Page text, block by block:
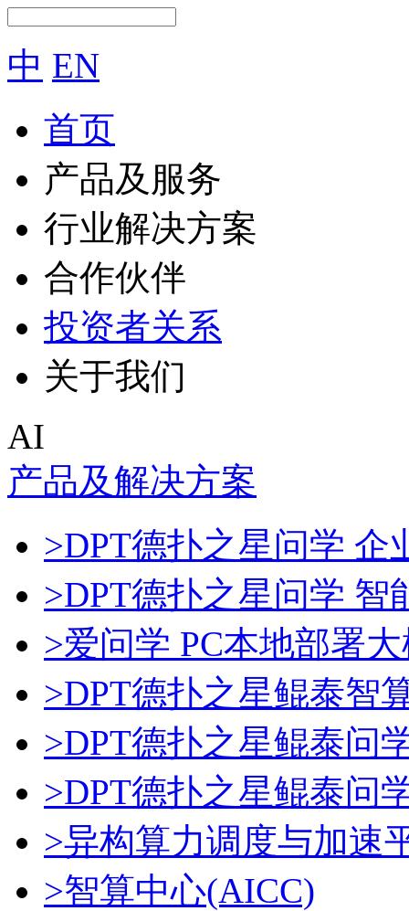
中 EN
首页
产品及服务
行业解决方案
合作伙伴
投资者关系
关于我们
AI
产品及解决方案
>DPT德扑之星问学 企
>DPT德扑之星问学 智
>爱问学 PC本地部署
>DPT德扑之星鲲泰智
>DPT德扑之星鲲泰问
>DPT德扑之星鲲泰问
>异构算力调度与加速
>智算中心(AICC)